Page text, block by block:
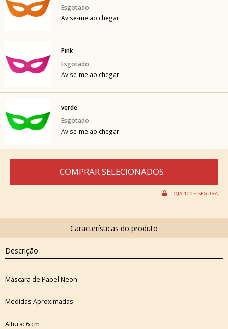
Avise-me ao chegar
Pink
Avise-me ao chegar
verde
Avise-me ao chegar
Descrição
Máscara de Papel Neon
Medidas Aproximadas:
Altura: 6 cm